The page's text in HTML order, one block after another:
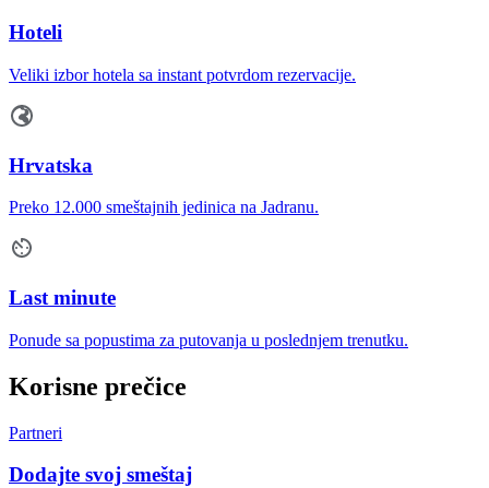
Hoteli
Veliki izbor hotela sa instant potvrdom rezervacije.
Hrvatska
Preko 12.000 smeštajnih jedinica na Jadranu.
Last minute
Ponude sa popustima za putovanja u poslednjem trenutku.
Korisne prečice
Partneri
Dodajte svoj smeštaj